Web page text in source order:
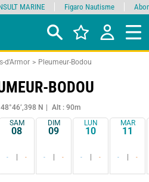
d'Armor Pleumeur-Bodou
BODOU
N Alt : 90m
SAM
08
- -
DIM
09
- -
LUN
10
- -
MAR
11
- -
MARINE Figaro Nautisme